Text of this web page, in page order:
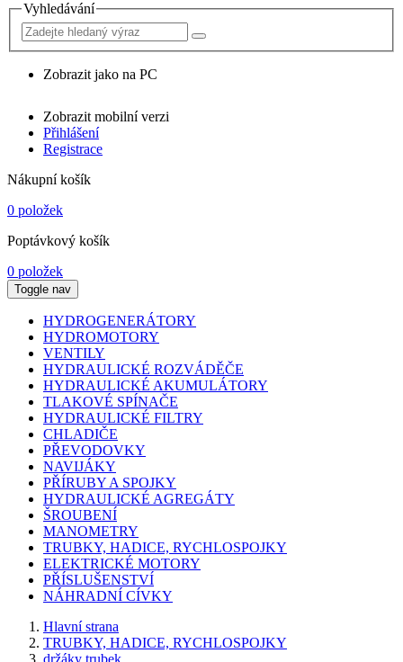
Vyhledávání
Zobrazit jako na PC
Zobrazit mobilní verzi
Přihlášení
Registrace
Nákupní košík
0 položek
Poptávkový košík
0 položek
Toggle nav
HYDROGENERÁTORY
HYDROMOTORY
VENTILY
HYDRAULICKÉ ROZVÁDĚČE
HYDRAULICKÉ AKUMULÁTORY
TLAKOVÉ SPÍNAČE
HYDRAULICKÉ FILTRY
CHLADIČE
PŘEVODOVKY
NAVIJÁKY
PŘÍRUBY A SPOJKY
HYDRAULICKÉ AGREGÁTY
ŠROUBENÍ
MANOMETRY
TRUBKY, HADICE, RYCHLOSPOJKY
ELEKTRICKÉ MOTORY
PŘÍSLUŠENSTVÍ
NÁHRADNÍ CÍVKY
Hlavní strana
TRUBKY, HADICE, RYCHLOSPOJKY
držáky trubek